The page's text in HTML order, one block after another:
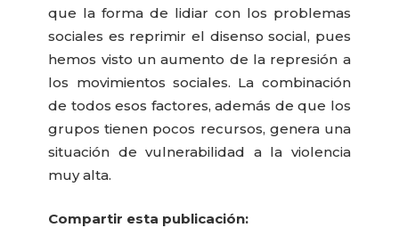
que la forma de lidiar con los problemas
sociales es reprimir el disenso social, pues
hemos visto un aumento de la represión a
los movimientos sociales. La combinación
de todos esos factores, además de que los
grupos tienen pocos recursos, genera una
situación de vulnerabilidad a la violencia
muy alta.
Compartir esta publicación: